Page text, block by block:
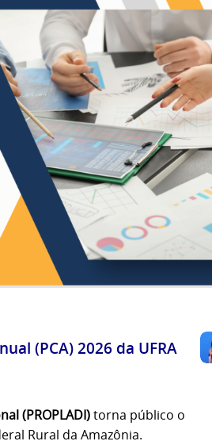
(PCA) 2026 da UFRA
(PROPLADI)torna público o
Rural da Amazônia.